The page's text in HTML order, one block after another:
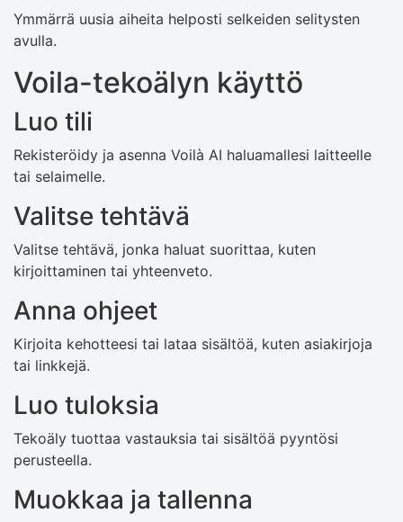
Ymmärrä uusia aiheita helposti selkeiden selitysten
avulla.
Voila-tekoälyn käyttö
Luo tili
Rekisteröidy ja asenna Voilà AI haluamallesi laitteelle
tai selaimelle.
Valitse tehtävä
Valitse tehtävä, jonka haluat suorittaa, kuten
kirjoittaminen tai yhteenveto.
Anna ohjeet
Kirjoita kehotteesi tai lataa sisältöä, kuten asiakirjoja
tai linkkejä.
Luo tuloksia
Tekoäly tuottaa vastauksia tai sisältöä pyyntösi
perusteella.
Muokkaa ja tallenna